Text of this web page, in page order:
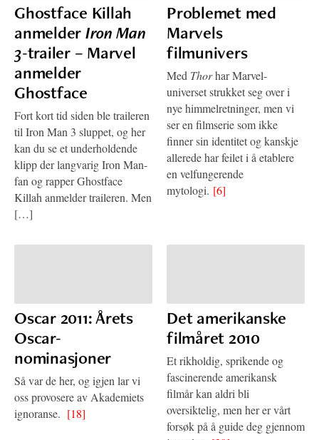
Ghostface Killah
anmelderIron Man
3-trailer – Marvel
anmelder
Ghostface
Fort kort tid siden ble traileren
til Iron Man 3 sluppet, og her
kan du se et underholdende
klipp der langvarig Iron Man-
fan og rapper Ghostface
Killah anmelder traileren. Men
[…]
Problemet med
Marvels
filmunivers
Med Thorhar Marvel-
universet strukket seg over i
nye himmelretninger, men vi
ser en filmserie som ikke
finner sin identitet og kanskje
allerede har feilet i å etablere
en velfungerende
mytologi. [6]
Oscar 2011: Årets
Oscar-
nominasjoner
Så var de her, og igjen lar vi
oss provosere av Akademiets
ignoranse. [18]
Det amerikanske
filmåret 2010
Et rikholdig, sprikende og
fascinerende amerikansk
filmår kan aldri bli
oversiktelig, men her er vårt
forsøk på å guide deg gjennom